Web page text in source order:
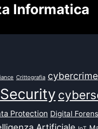
Informatica
Crittografia cybercrime
Protection Digital